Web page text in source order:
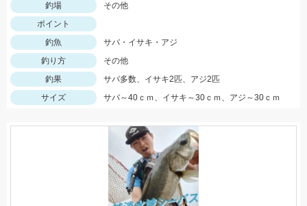
釣場
その他
ポイント
釣魚
サバ・イサキ・アジ
釣り方
その他
釣果
サバ多数、イサキ2匹、アジ2匹
サイズ
サバ～40ｃｍ、イサキ～30ｃｍ、アジ～30ｃｍ